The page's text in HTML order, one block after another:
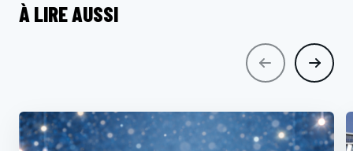
À LIRE AUSSI